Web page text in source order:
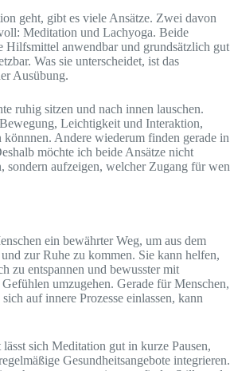
geht, gibt es viele Ansätze. Zwei davon
Meditation und Lachyoga. Beide
Hilfsmittel anwendbar und grundsätzlich gut
Was sie unterscheidet, ist das
Ausübung.
ruhig sitzen und nach innen lauschen.
Leichtigkeit und Interaktion,
könnnen. Andere wiederum finden gerade in
möchte ich beide Ansätze nicht
sondern aufzeigen, welcher Zugang für wen
ein bewährter Weg, um aus dem
zur Ruhe zu kommen. Sie kann helfen,
zu entspannen und bewusster mit
umzugehen. Gerade für Menschen,
auf innere Prozesse einlassen, kann
sich Meditation gut in kurze Pausen,
Gesundheitsangebote integrieren.